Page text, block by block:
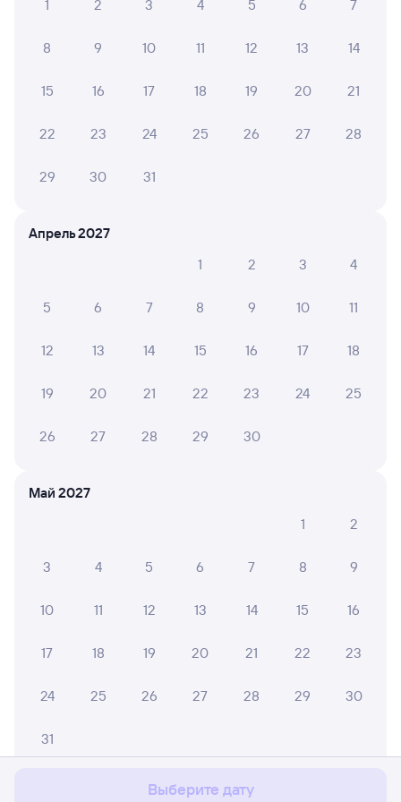
с сайтом.
1
2 3 4 5 6 7
8 9 10 11 12 13 14
15 16 17 18 19 20 21
22 23 24 25 26 27 28
29 30 31
Апрель 2027
1
2 3 4
5 6 7 8 9 10 11
12 13 14 15 16 17 18
19 20 21 22 23 24 25
26 27 28 29 30
Май 2027
1
2
3 4 5 6 7 8 9
10 11 12 13 14 15 16
17 18 19 20 21 22 23
24 25 26 27 28 29 30
31
Выберите дату